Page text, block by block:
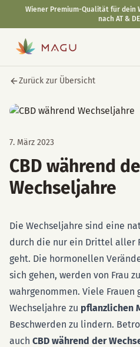
Zurück zur Übersicht
7. März 2023
CBD während
Wechseljahre
Die Wechseljahre sind eine
durch die nur ein Drittel aller
geht. Die hormonellen
sich gehen, werden von Frau
wahrgenommen. Viele
Wechseljahre zu pflanzlichen
Beschwerden zu lindern.
auch CBD während der
Wiener Premium-Qualität für dein
nach AT &